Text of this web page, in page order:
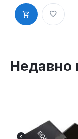
Недавно